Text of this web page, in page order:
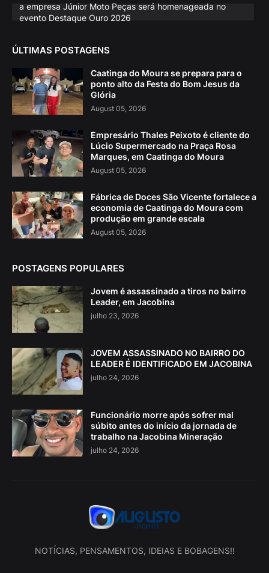
a empresa Júnior Moto Peças será homenageada no
evento Destaque Ouro 2026
ÚLTIMAS POSTAGENS
Caatinga do Moura se prepara para o
ponto alto da Festa do Bom Jesus da
Glória
August 05, 2026
Empresário Thales Peixoto é cliente do
Lúcio Supermercado na Praça Rosa
Marques, em Caatinga do Moura
August 05, 2026
Fábrica de Doces São Vicente fortalece a
economia de Caatinga do Moura com
produção em grande escala
August 05, 2026
POSTAGENS POPULARES
Jovem é assassinado a tiros no bairro
Leader, em Jacobina
julho 23, 2026
JOVEM ASSASSINADO NO BAIRRO DO
LEADER É IDENTIFICADO EM JACOBINA
julho 24, 2026
Funcionário morre após sofrer mal
súbito antes do início da jornada de
trabalho na Jacobina Mineração
julho 24, 2026
NOTÍCIAS, PENSAMENTOS, IDEIAS E BOBAGENS!!